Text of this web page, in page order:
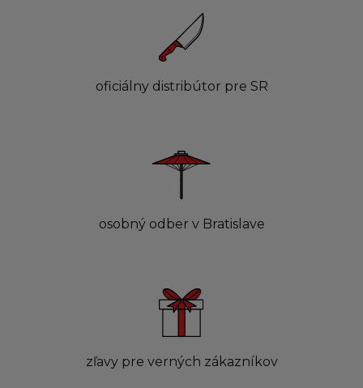
oficiálny distribútor pre SR
osobný odber v Bratislave
zľavy pre verných zákazníkov